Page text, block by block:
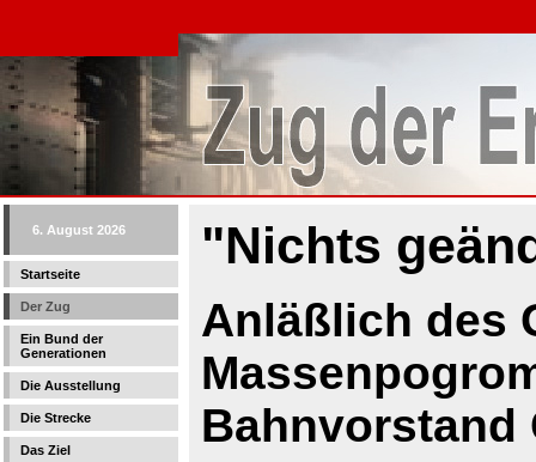
6. August 2026
Startseite
Der Zug
Ein Bund der
Generationen
Die Ausstellung
Die Strecke
Das Ziel
"Nichts
Anläßlich des
Bahnvorstand